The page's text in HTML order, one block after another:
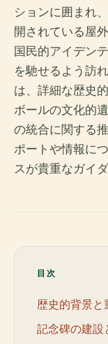
ションに囲まれ
開されている屋
国民的アイデン
を馳せるよう訪
は、詳細な歴史
ボールの文化的
の統合に関する
ポートや情報につ
スが貴重なガイ
目次
歴史的背景と
記念碑の建設